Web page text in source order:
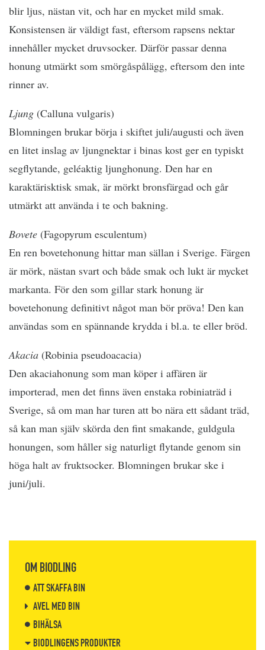
blir ljus, nästan vit, och har en mycket mild smak.
Konsistensen är väldigt fast, eftersom rapsens nektar
innehåller mycket druvsocker. Därför passar denna
honung utmärkt som smörgåspålägg, eftersom den inte
rinner av.
Ljung (Calluna vulgaris)
Blomningen brukar börja i skiftet juli/augusti och även
en litet inslag av ljungnektar i binas kost ger en typiskt
segflytande, geléaktig ljunghonung. Den har en
karaktärisktisk smak, är mörkt bronsfärgad och går
utmärkt att använda i te och bakning.
Bovete (Fagopyrum esculentum)
En ren bovetehonung hittar man sällan i Sverige. Färgen
är mörk, nästan svart och både smak och lukt är mycket
markanta. För den som gillar stark honung är
bovetehonung definitivt något man bör pröva! Den kan
användas som en spännande krydda i bl.a. te eller bröd.
Akacia (Robinia pseudoacacia)
Den akaciahonung som man köper i affären är
importerad, men det finns även enstaka robiniaträd i
Sverige, så om man har turen att bo nära ett sådant träd,
så kan man själv skörda den fint smakande, guldgula
honungen, som håller sig naturligt flytande genom sin
höga halt av fruktsocker. Blomningen brukar ske i
juni/juli.
OM BIODLING
ATT SKAFFA BIN
AVEL MED BIN
BIHÄLSA
BIODLINGENS PRODUKTER